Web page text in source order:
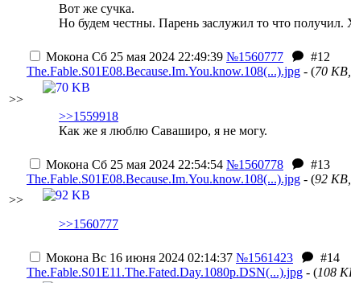
Вот же сучка.
Но будем честны. Парень заслужил то что получил.
>>
Мокона Сб 25 мая 2024 22:49:39 №1560777
#12
The.Fable.S01E08.Because.Im.You.know.108(...).jpg - (70
>>1559918
Как же я люблю Саваширо, я не могу.
>>
Мокона Сб 25 мая 2024 22:54:54 №1560778
#13
The.Fable.S01E08.Because.Im.You.know.108(...).jpg - (92
>>1560777
Мокона Вс 16 июня 2024 02:14:37 №1561423
#14
The.Fable.S01E11.The.Fated.Day.1080p.DSN(...).jpg - (108